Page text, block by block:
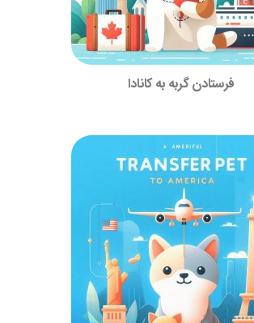
فرستادن گربه به کانادا